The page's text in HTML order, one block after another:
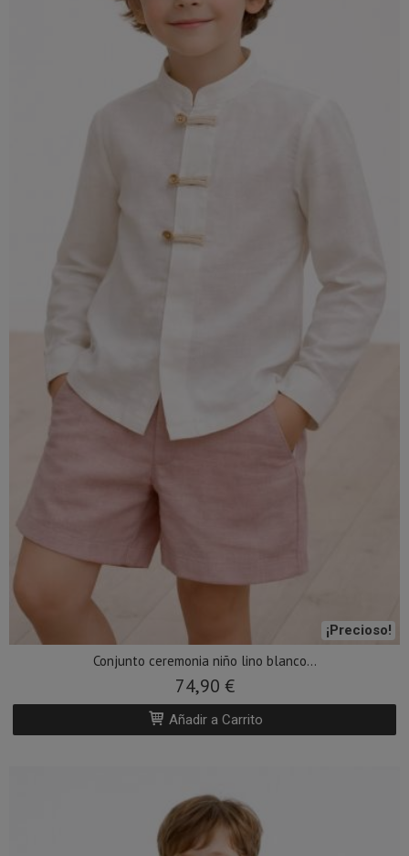
¡Precioso!
Conjunto ceremonia niño lino blanco...
74,90 €
Añadir a Carrito